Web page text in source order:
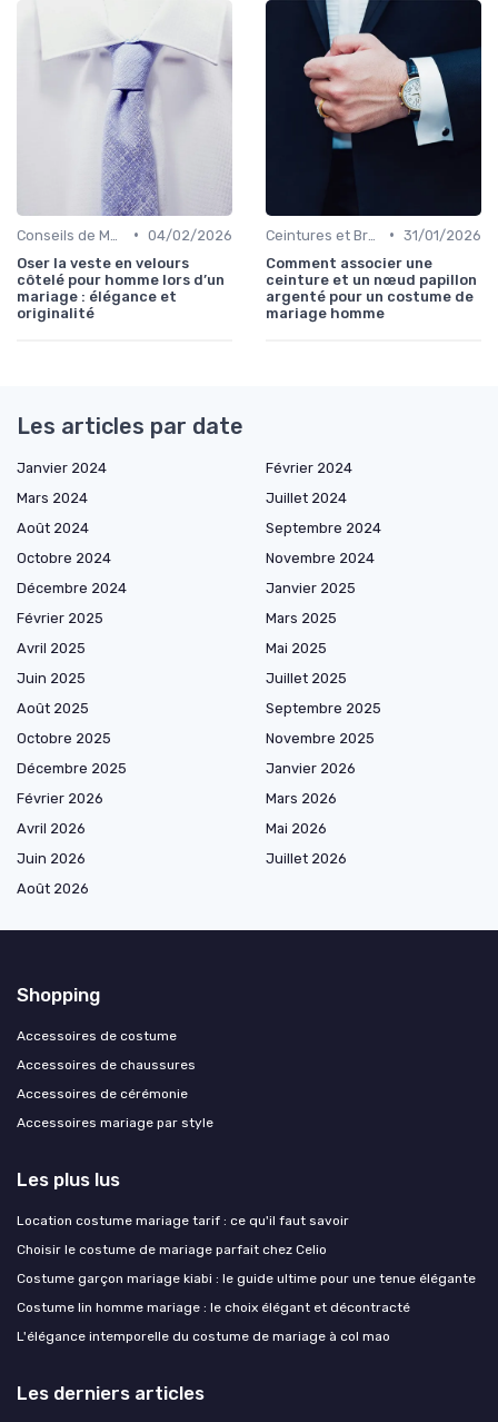
• 04/02/2026
Oser la veste en velours
côtelé pour homme lors d’un
mariage : élégance et
originalité
• 31/01/2026
Comment associer une
ceinture et un nœud papillon
argenté pour un costume de
mariage homme
Les articles par date
Janvier 2024
Février 2024
Mars 2024
Juillet 2024
Août 2024
Septembre 2024
Octobre 2024
Novembre 2024
Décembre 2024
Janvier 2025
Février 2025
Mars 2025
Avril 2025
Mai 2025
Juin 2025
Juillet 2025
Août 2025
Septembre 2025
Octobre 2025
Novembre 2025
Décembre 2025
Janvier 2026
Février 2026
Mars 2026
Avril 2026
Mai 2026
Juin 2026
Juillet 2026
Août 2026
Shopping
Accessoires de costume
Accessoires de chaussures
Accessoires de cérémonie
Accessoires mariage par style
Les plus lus
Location costume mariage tarif : ce qu'il faut savoir
Choisir le costume de mariage parfait chez Celio
Costume garçon mariage kiabi : le guide ultime pour une tenue élégante
Costume lin homme mariage : le choix élégant et décontracté
L'élégance intemporelle du costume de mariage à col mao
Les derniers articles